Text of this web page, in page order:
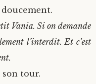
Vania. Si on demande
l’interdit. Et c’est
tour.